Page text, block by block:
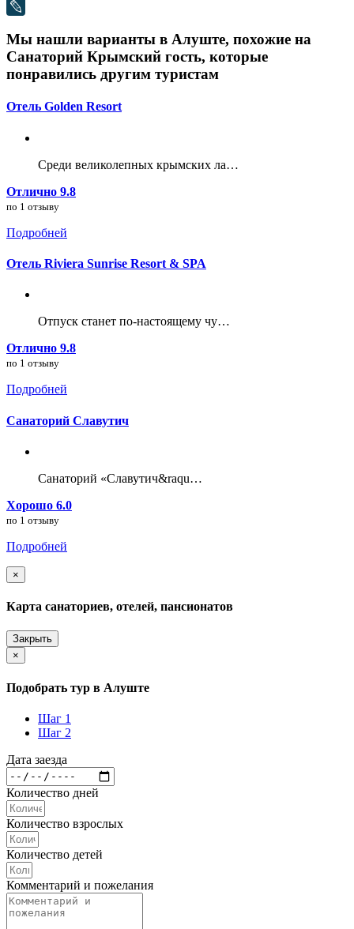
Мы нашли варианты в Алуште, похожие на
Санаторий Крымский гость, которые
понравились другим туристам
Отель Golden Resort
Среди великолепных крымских ла…
Отлично 9.8
по 1 отзыву
Подробней
Отель Riviera Sunrise Resort & SPA
Отпуск станет по-настоящему чу…
Отлично 9.8
по 1 отзыву
Подробней
Санаторий Славутич
Санаторий «Славутич&raqu…
Хорошо 6.0
по 1 отзыву
Подробней
×
Карта санаториев, отелей, пансионатов
Закрыть
×
Подобрать тур в Алуште
Шаг 1
Шаг 2
Дата заезда
Количество дней
Количество взрослых
Количество детей
Комментарий и пожелания